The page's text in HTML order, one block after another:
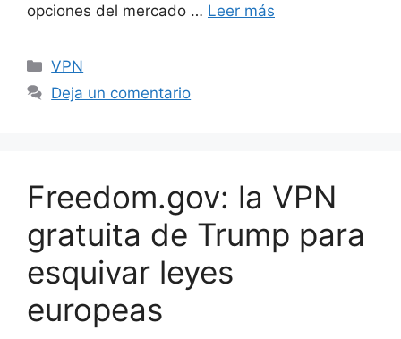
opciones del mercado … Leer más
Categorías
VPN
Deja un comentario
Freedom.gov: la VPN
gratuita de Trump para
esquivar leyes
europeas